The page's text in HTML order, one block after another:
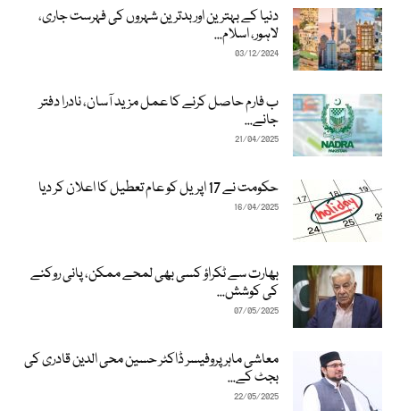
دنیا کے بہترین اور بدترین شہروں کی فہرست جاری،
لاہور، اسلام...
03/12/2024
ب فارم حاصل کرنے کا عمل مزید آسان، نادرا دفتر
جانے...
21/04/2025
حکومت نے 17 اپریل کو عام تعطیل کا اعلان کر دیا
16/04/2025
بھارت سے ٹکراؤ کسی بھی لمحے ممکن، پانی روکنے
کی کوشش...
07/05/2025
معاشی ماہر پروفیسر ڈاکٹر حسین محی الدین قادری کی
بجٹ کے...
22/05/2025